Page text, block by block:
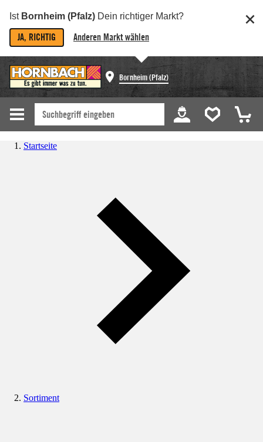
Ist Bornheim (Pfalz) Dein richtiger Markt?
JA, RICHTIG Anderen Markt wählen
Bornheim (Pfalz)
Startseite
Sortiment